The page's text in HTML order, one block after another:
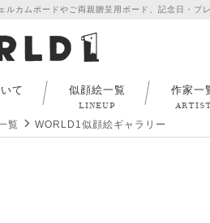
ルカムボードやご両親贈呈用ボード、記念日・プ
て 似顔絵一覧
LINEUP
作家一
覧 WORLD1似顔絵ギャラリー